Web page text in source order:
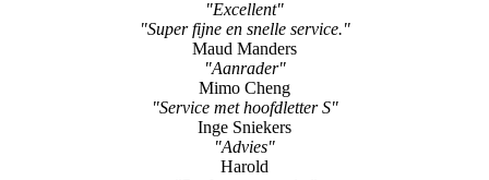
Mimo Cheng
"Service met hoofdletter S"
Inge Sniekers
"Advies"
Harold
"Perfecte reparatie "
Pim Van Schendel
"Goede uitleg"
Hans